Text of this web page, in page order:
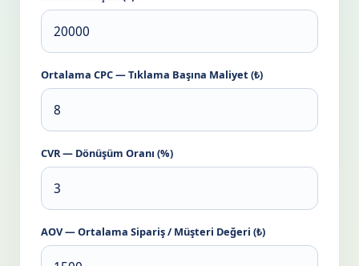
Ortalama CPC — Tıklama Başına Maliyet (₺)
CVR — Dönüşüm Oranı (%)
AOV — Ortalama Sipariş / Müşteri Değeri (₺)